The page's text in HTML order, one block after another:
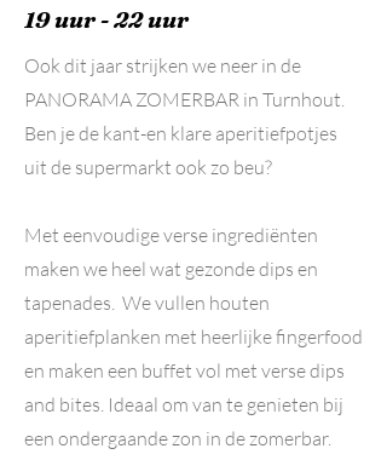
19 uur - 22 uur
Ook dit jaar strijken we neer in de
PANORAMA ZOMERBAR in Turnhout.
Ben je de kant-en klare aperitiefpotjes
uit de supermarkt ook zo beu?
Met eenvoudige verse ingrediënten
maken we heel wat gezonde dips en
tapenades. We vullen houten
aperitiefplanken met heerlijke fingerfood
en maken een buffet vol met verse dips
and bites. Ideaal om van te genieten bij
een ondergaande zon in de zomerbar.